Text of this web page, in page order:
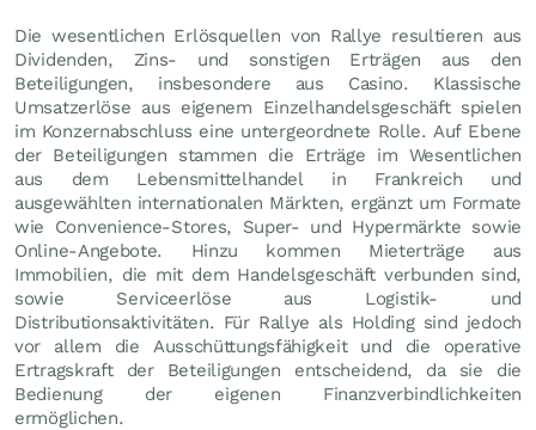
Die wesentlichen Erlösquellen von Rallye resultieren aus
Dividenden, Zins- und sonstigen Erträgen aus den
Beteiligungen, insbesondere aus Casino. Klassische
Umsatzerlöse aus eigenem Einzelhandelsgeschäft spielen
im Konzernabschluss eine untergeordnete Rolle. Auf Ebene
der Beteiligungen stammen die Erträge im Wesentlichen
aus dem Lebensmittelhandel in Frankreich und
ausgewählten internationalen Märkten, ergänzt um Formate
wie Convenience-Stores, Super- und Hypermärkte sowie
Online-Angebote. Hinzu kommen Mieterträge aus
Immobilien, die mit dem Handelsgeschäft verbunden sind,
sowie Serviceerlöse aus Logistik- und
Distributionsaktivitäten. Für Rallye als Holding sind jedoch
vor allem die Ausschüttungsfähigkeit und die operative
Ertragskraft der Beteiligungen entscheidend, da sie die
Bedienung der eigenen Finanzverbindlichkeiten
ermöglichen.